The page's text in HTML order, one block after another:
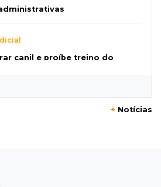
canil e proíbe treino do
de insinuar em vídeo
+ Notícias